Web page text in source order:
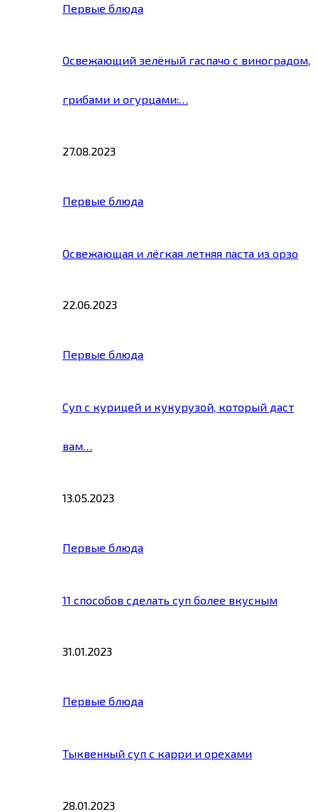
Первые блюда
Освежающий зелёный гаспачо с виноградом,
грибами и огурцами:…
27.08.2023
Первые блюда
Освежающая и лёгкая летняя паста из орзо
22.06.2023
Первые блюда
Суп с курицей и кукурузой, который даст
вам…
13.05.2023
Первые блюда
11 способов сделать суп более вкусным
31.01.2023
Первые блюда
Тыквенный суп с карри и орехами
28.01.2023